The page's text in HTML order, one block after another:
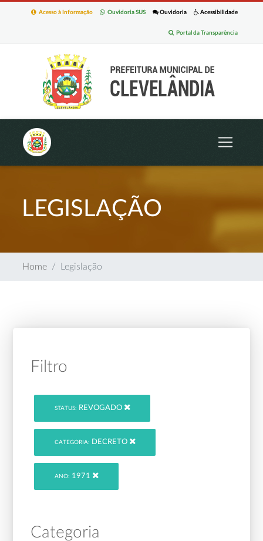
Acessibilidade
Ouvidoria
Ouvidoria SUS
Acesso à Informação
Portal da Transparência
LEGISLAÇÃO
Home Legislação
Filtro
STATUS: REVOGADO
CATEGORIA: DECRETO
ANO: 1971
Categoria